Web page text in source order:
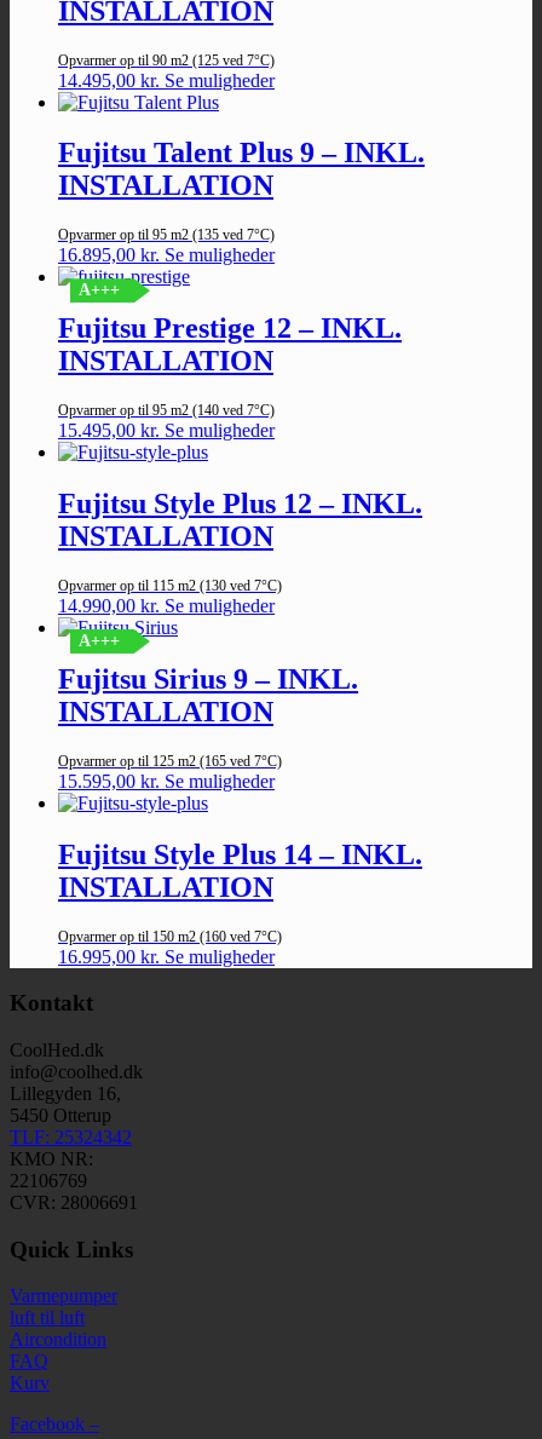
INSTALLATION
Opvarmer op til 90 m2 (125 ved 7°C)
14.495,00 kr. Se muligheder
Fujitsu Talent Plus 9 – INKL.
INSTALLATION
Opvarmer op til 95 m2 (135 ved 7°C)
16.895,00 kr. Se muligheder
A+++
Fujitsu Prestige 12 – INKL.
INSTALLATION
Opvarmer op til 95 m2 (140 ved 7°C)
15.495,00 kr. Se muligheder
Fujitsu Style Plus 12 – INKL.
INSTALLATION
Opvarmer op til 115 m2 (130 ved 7°C)
14.990,00 kr. Se muligheder
A+++
Fujitsu Sirius 9 – INKL.
INSTALLATION
Opvarmer op til 125 m2 (165 ved 7°C)
15.595,00 kr. Se muligheder
Fujitsu Style Plus 14 – INKL.
INSTALLATION
Opvarmer op til 150 m2 (160 ved 7°C)
16.995,00 kr. Se muligheder
Kontakt
CoolHed.dk
info@coolhed.dk
Lillegyden 16,
5450 Otterup
TLF: 25324342
KMO NR:
22106769
CVR: 28006691
Quick Links
Varmepumper
luft til luft
Aircondition
FAQ
Kurv
Facebook –